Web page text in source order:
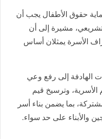
حقوق الأطفال يجب أن
مشيرة إلى أن
الأسرة يمثلان أساس
الهادفة إلى رفع وعي
الأسرية، وترسيخ قيم
بما يضمن بناء أسر
والأبناء على حد سواء.